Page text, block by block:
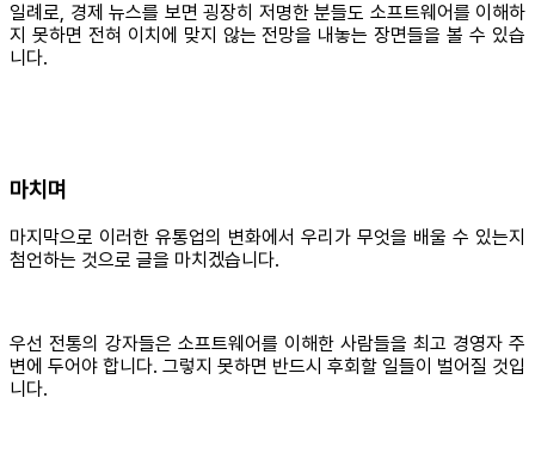
일례로, 경제 뉴스를 보면 굉장히 저명한 분들도 소프트웨어를 이해하
지 못하면 전혀 이치에 맞지 않는 전망을 내놓는 장면들을 볼 수 있습
니다.
마치며
마지막으로 이러한 유통업의 변화에서 우리가 무엇을 배울 수 있는지
첨언하는 것으로 글을 마치겠습니다.
우선 전통의 강자들은 소프트웨어를 이해한 사람들을 최고 경영자 주
변에 두어야 합니다. 그렇지 못하면 반드시 후회할 일들이 벌어질 것입
니다.